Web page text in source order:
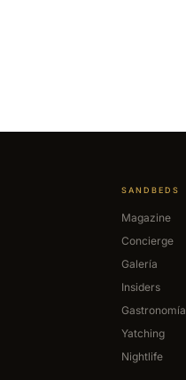
SANDBEDS
Magazine
Concierge
Galería
Insiders
Gastronomía
Yatching
Nightlife